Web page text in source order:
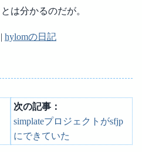
は分かるのだが。
| hylomの日記
次の記事：
simplateプロジェクトがsfjp
にできていた